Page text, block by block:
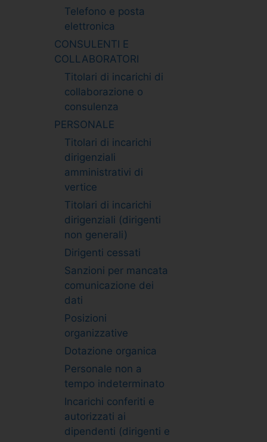
Telefono e posta
elettronica
CONSULENTI E
COLLABORATORI
Titolari di incarichi di
collaborazione o
consulenza
PERSONALE
Titolari di incarichi
dirigenziali
amministrativi di
vertice
Titolari di incarichi
dirigenziali (dirigenti
non generali)
Dirigenti cessati
Sanzioni per mancata
comunicazione dei
dati
Posizioni
organizzative
Dotazione organica
Personale non a
tempo indeterminato
Incarichi conferiti e
autorizzati ai
dipendenti (dirigenti e